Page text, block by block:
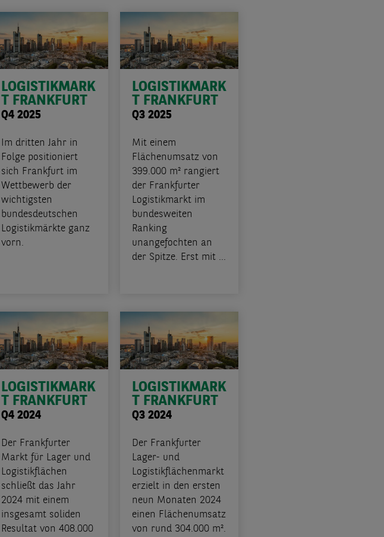
LOGISTIKMARK
T FRANKFURT
Q4 2025
Im dritten Jahr in
Folge positioniert
sich Frankfurt im
Wettbewerb der
wichtigsten
bundesdeutschen
Logistikmärkte ganz
vorn.
LOGISTIKMARK
T FRANKFURT
Q3 2025
Mit einem
Flächenumsatz von
399.000 m² rangiert
der Frankfurter
Logistikmarkt im
bundesweiten
Ranking
unangefochten an
der Spitze. Erst mit ...
LOGISTIKMARK
T FRANKFURT
Q4 2024
Der Frankfurter
Markt für Lager und
Logistikflächen
schließt das Jahr
2024 mit einem
insgesamt soliden
Resultat von 408.000
LOGISTIKMARK
T FRANKFURT
Q3 2024
Der Frankfurter
Lager- und
Logistikflächenmarkt
erzielt in den ersten
neun Monaten 2024
einen Flächenumsatz
von rund 304.000 m².